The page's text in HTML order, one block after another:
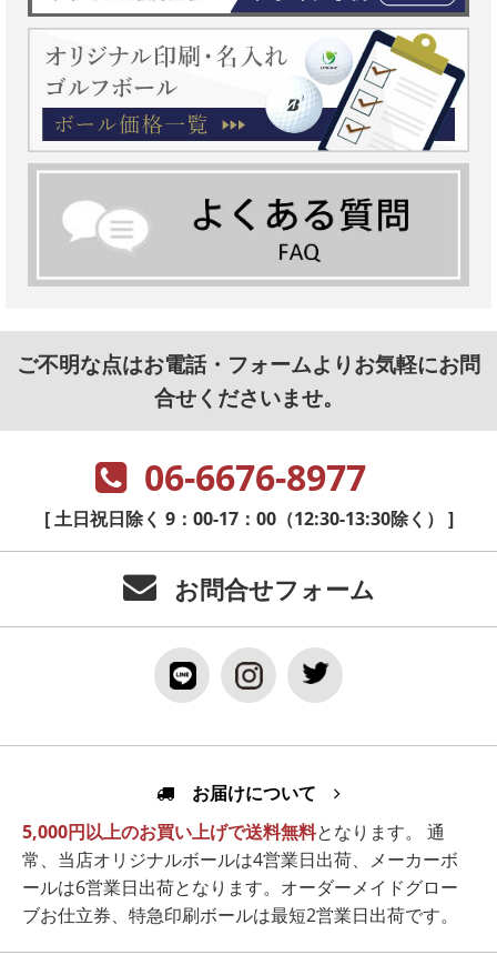
ご不明な点はお電話・フォームよりお気軽にお問
合せくださいませ。
06-6676-8977
[ 土日祝日除く 9：00-17：00（12:30-13:30除く） ]
お問合せフォーム
お届けについて
5,000円以上のお買い上げで送料無料となります。 通
常、当店オリジナルボールは4営業日出荷、メーカーボ
ールは6営業日出荷となります。オーダーメイドグロー
ブお仕立券、特急印刷ボールは最短2営業日出荷です。